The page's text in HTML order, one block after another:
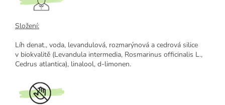
Složení:
Líh denat., voda, levandulová, rozmarýnová a cedrová silice
v biokvalitě (Levandula intermedia, Rosmarinus officinalis L.,
Cedrus atlantica), linalool, d-limonen.